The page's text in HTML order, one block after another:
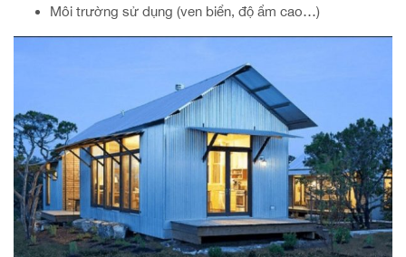
Môi trường sử dụng (ven biển, độ ẩm cao…)